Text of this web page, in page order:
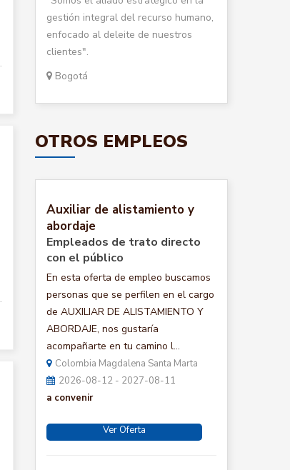
gestión integral del recurso humano,
enfocado al deleite de nuestros
clientes".
Bogotá
OTROS EMPLEOS
Auxiliar de alistamiento y
abordaje
Empleados de trato directo
con el público
En esta oferta de empleo buscamos
personas que se perfilen en el cargo
de AUXILIAR DE ALISTAMIENTO Y
ABORDAJE, nos gustaría
acompañarte en tu camino l...
Colombia Magdalena Santa Marta
2026-08-12 - 2027-08-11
a convenir
Ver Oferta